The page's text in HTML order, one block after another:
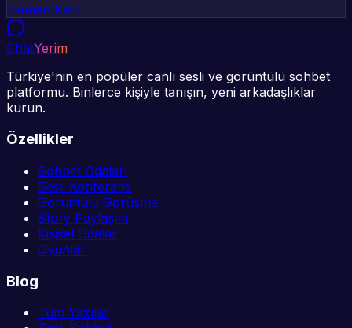
Hemen Katıl
ChatYerim
Türkiye'nin en popüler canlı sesli ve görüntülü sohbet
platformu. Binlerce kişiyle tanışın, yeni arkadaşlıklar
kurun.
Özellikler
Sohbet Odaları
Sesli Konferans
Görüntülü Görüşme
Story Paylaşım
Kişisel Odalar
Oyunlar
Blog
Tüm Yazılar